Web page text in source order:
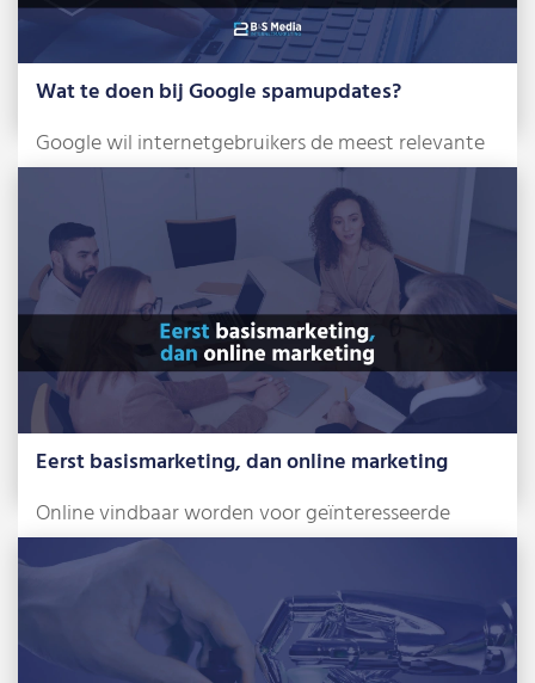
Wat te doen bij Google spamupdates?
Google wil internetgebruikers de meest relevante
en betrouwbare zoekresultaten tonen. Om dat te
Lees meer »
Eerst basismarketing, dan online marketing
Online vindbaar worden voor geïnteresseerde
klanten. Met dat doel in gedachten stap je een […]